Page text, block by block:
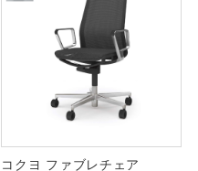
コクヨ ファブレチェア